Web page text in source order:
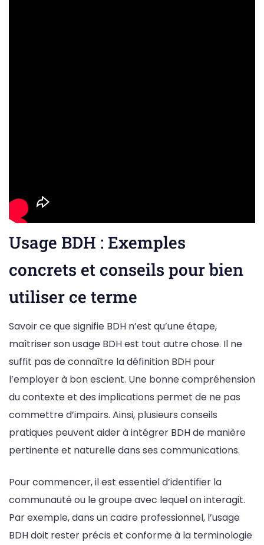
Usage BDH : Exemples
concrets et conseils pour bien
utiliser ce terme
Savoir ce que signifie BDH n’est qu’une étape,
maîtriser son usage BDH est tout autre chose. Il ne
suffit pas de connaître la définition BDH pour
l’employer à bon escient. Une bonne compréhension
du contexte et des implications permet de ne pas
commettre d’impairs. Ainsi, plusieurs conseils
pratiques peuvent aider à intégrer BDH de manière
pertinente et naturelle dans ses communications.
Pour commencer, il est essentiel d’identifier la
communauté ou le groupe avec lequel on interagit.
Par exemple, dans un cadre professionnel, l’usage
BDH doit rester précis et conforme à la terminologie